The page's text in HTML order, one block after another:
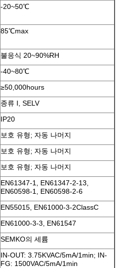
-20~50℃
85℃max
불응식 20~90%RH
-40~80℃
≥50,000hours
종류 I, SELV
IP20
보호 유형; 자동 나머지
보호 유형; 자동 나머지
보호 유형; 자동 나머지
EN61347-1, EN61347-2-13,
EN60598-1, EN60598-2-6
EN55015, EN61000-3-2ClassC
EN61000-3-3, EN61547
SEMKO의 세륨
IN-OUT: 3.75KVAC/5mA/1min; IN-
FG: 1500VAC/5mA/1min